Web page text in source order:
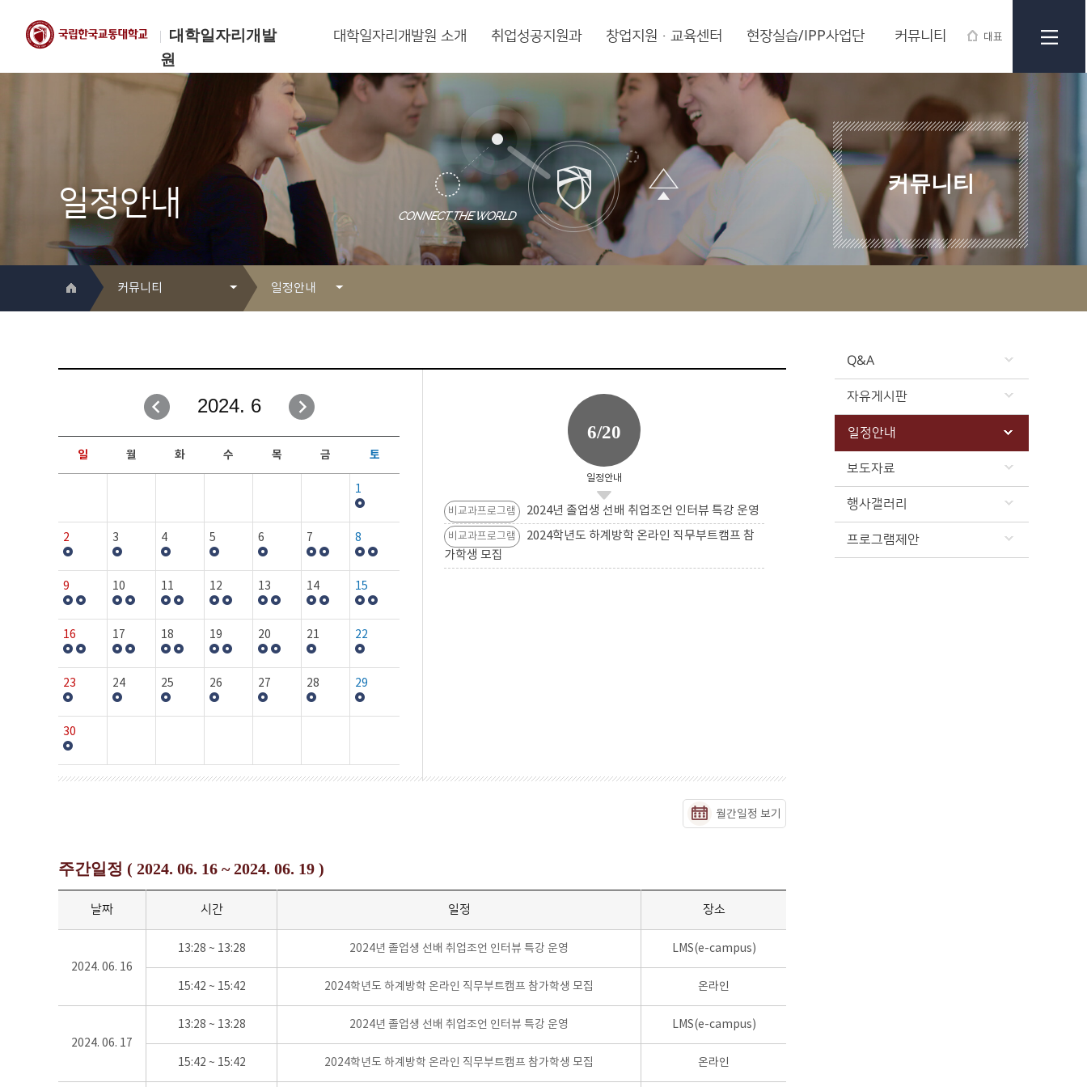
대학일자리개발
원
대표
한국교통대학교
대학일자리개발원
대학일자리개발원 소개 취업성공지원과 창업지원·교육센터 현장실습/IPP사업단 커뮤니티
일정안내
커뮤니티
커뮤니티
취업성공지원과
창업지원·교육센터
현장실습/IPP사업단
커뮤니티
일정안내
자유게시판
일정안내
보도자료
행사갤러리
Q&A
자유게시판
일정안내
보도자료
행사갤러리
프로그램제안
2024. 6
일 월 화 수 목 금 토
1
2 3 4 5 6 7 8
9 10 11 12 13 14 15
16 17 18 19 20 21 22
23 24 25 26 27 28 29
30
6/20
일정안내
비교과프로그램 2024년 졸업생 선배 취업조언 인터뷰 특강 운영
비교과프로그램
2024학년도 하계방학 온라인 직무부트캠프 참
가학생 모집
월간일정 보기
주간일정 ( 2024. 06. 16 ~ 2024. 06. 19 )
날짜 시간 일정 장소
2024. 06. 16
13:28 ~ 13:28 2024년 졸업생 선배 취업조언 인터뷰 특강 운영 LMS(e-campus)
15:42 ~ 15:42 2024학년도 하계방학 온라인 직무부트캠프 참가학생 모집 온라인
2024. 06. 17
13:28 ~ 13:28 2024년 졸업생 선배 취업조언 인터뷰 특강 운영 LMS(e-campus)
15:42 ~ 15:42 2024학년도 하계방학 온라인 직무부트캠프 참가학생 모집 온라인